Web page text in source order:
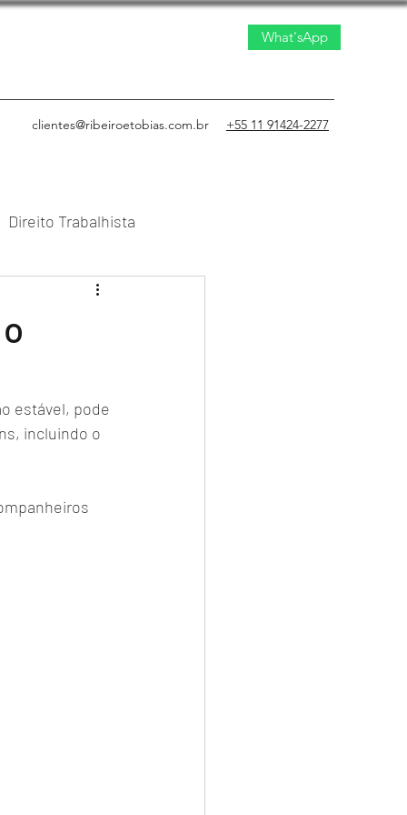
What'sApp
clientes@ribeiroetobias.com.br +55 11 91424-2277
Direito Trabalhista
estável, pode
incluindo o